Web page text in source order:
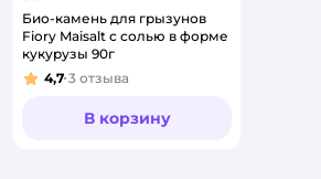
Био-камень для грызунов
Fiory Maisalt с солью в форме
кукурузы 90г
Рейтинг:
4,7 3 отзыва
В корзину